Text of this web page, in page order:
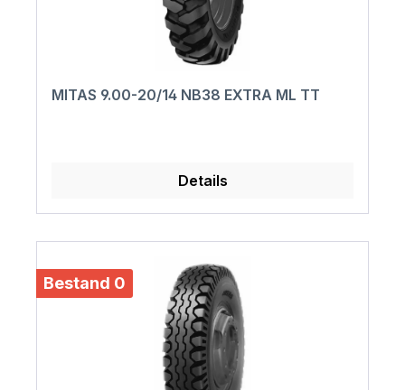
MITAS 9.00-20/14 NB38 EXTRA ML TT
Details
Bestand 0